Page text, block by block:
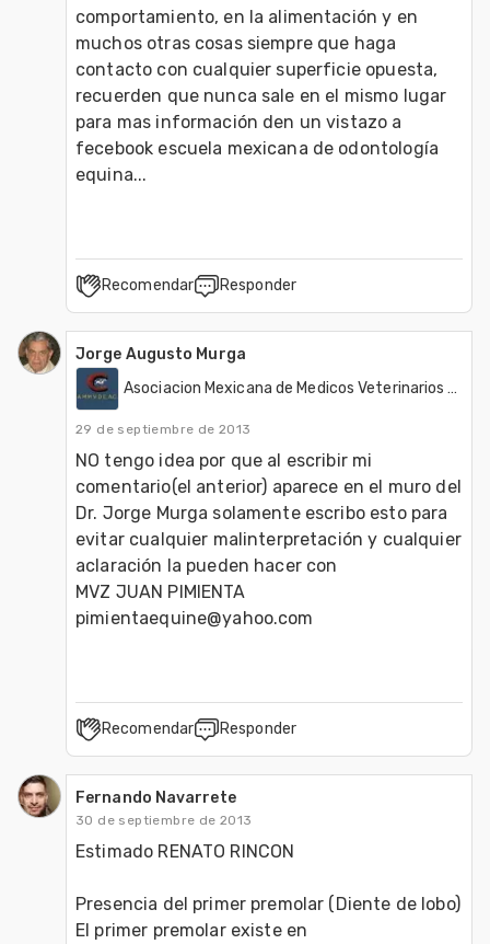
comportamiento, en la alimentación y en
muchos otras cosas siempre que haga
contacto con cualquier superficie opuesta,
recuerden que nunca sale en el mismo lugar
para mas información den un vistazo a
fecebook escuela mexicana de odontología
equina...
Recomendar Responder
Jorge Augusto Murga
Asociacion Mexicana de Medicos Veterinarios Dentistas de Equinos, A.C. (AMMVDE)
29 de septiembre de 2013
NO tengo idea por que al escribir mi
comentario(el anterior) aparece en el muro del
Dr. Jorge Murga solamente escribo esto para
evitar cualquier malinterpretación y cualquier
aclaración la pueden hacer con
MVZ JUAN PIMIENTA
pimientaequine@yahoo.com
Recomendar Responder
Fernando Navarrete
30 de septiembre de 2013
Estimado RENATO RINCON
Presencia del primer premolar (Diente de lobo)
El primer premolar existe en